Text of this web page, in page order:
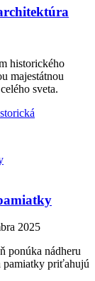
historického
majestátnou
sveta.
2025
ponúka nádheru
pamiatky priťahujú